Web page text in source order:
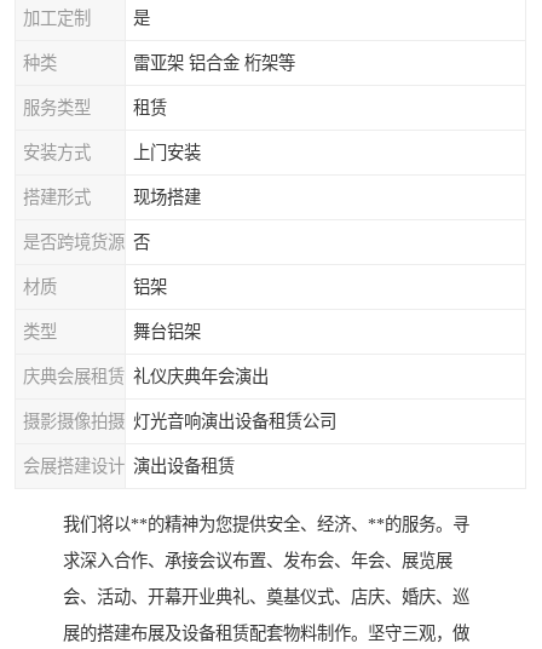
加工定制 是
种类 雷亚架 铝合金 桁架等
服务类型 租赁
安装方式 上门安装
搭建形式 现场搭建
是否跨境货源 否
材质 铝架
类型 舞台铝架
庆典会展租赁 礼仪庆典年会演出
摄影摄像拍摄 灯光音响演出设备租赁公司
会展搭建设计 演出设备租赁
我们将以**的精神为您提供安全、经济、**的服务。寻
求深入合作、承接会议布置、发布会、年会、展览展
会、活动、开幕开业典礼、奠基仪式、店庆、婚庆、巡
展的搭建布展及设备租赁配套物料制作。坚守三观，做